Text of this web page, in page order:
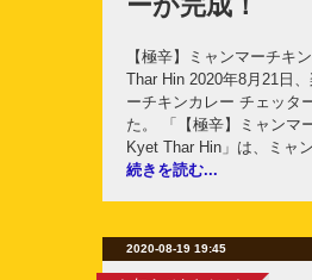
【極辛】ミャンマーチキ
Thar Hin 2020年8月21日
ーチキンカレー チェッタ
た。 「【極辛】ミャンマ
Kyet Thar Hin」は、ミャ
続きを読む...
2020-08-19 19:45